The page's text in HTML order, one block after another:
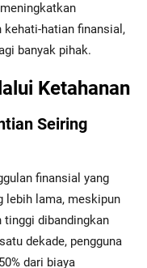
kehati-hatian finansial,
banyak pihak.
Ketahanan
Seiring
finansial yang
lebih lama, meskipun
tinggi dibandingkan
dekade, pengguna
dari biaya